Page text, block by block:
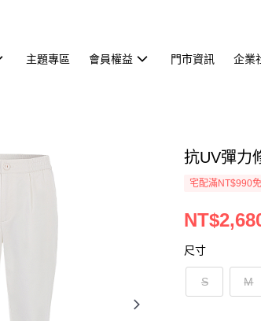
主題專區 會員權益 門市資訊 企業
抗UV彈力
宅配滿NT$990
尺寸
S M